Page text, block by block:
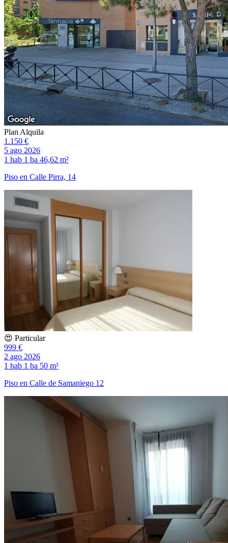
Plan Alquila
1.150 €
5 ago 2026
1 hab 1 ba 46,62 m²
Piso en Calle Pirra, 14
😍 Particular
999 €
2 ago 2026
1 hab 1 ba 50 m²
Piso en Calle de Samaniego 12